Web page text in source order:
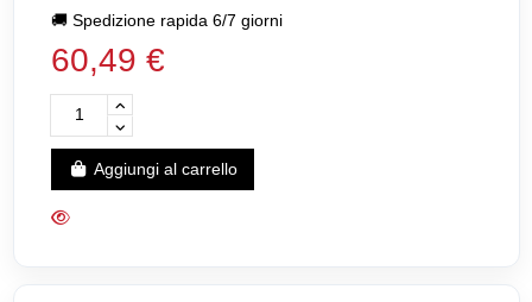
🚚Spedizione rapida 6/7 giorni
60,49 €
Aggiungi al carrello